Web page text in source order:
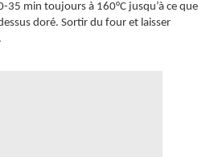
35 min toujours à 160°C jusqu’à ce que
doré. Sortir du four et laisser